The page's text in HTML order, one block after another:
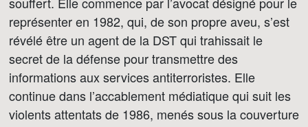
représenter en 1982, qui, de son propre aveu, s’est
révélé être un agent de la DST qui trahissait le
secret de la défense pour transmettre des
informations aux services antiterroristes. Elle
continue dans l’accablement médiatique qui suit les
violents attentats de 1986, menés sous la couverture